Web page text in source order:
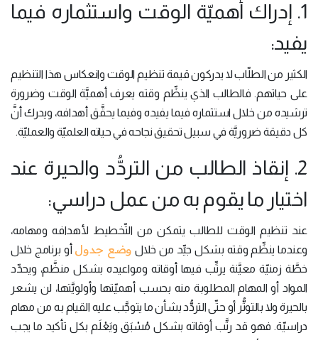
1. إدراك أهميّة الوقت واستثماره فيما
يفيد:
الكثير من الطلّاب لا يدركون قيمة تنظيم الوقت وانعكاس هذا التنظيم
على حياتهم. فالطالب الذي ينظِّم وقته يعرف أهميَّة الوقت وضرورة
ترشيده من خلال استثماره فيما يفيده وفيما يحقَّق أهدافه، ويدرك أنَّ
كل دقيقة ضروريَّة في سبيل تحقيق نجاحه في حياته العلميّة والعمليّة.
2. إنقاذ الطالب من التردُّد والحيرة عند
اختيار ما يقوم به من عمل دراسي:
عند تنظيم الوقت للطالب يتمكن من التّخطيط لأهدافه ومهامه،
وعندما ينظِّم وقته بشكل جيِّد من خلال وضع جدول أو برنامج خلال
خطَّة زمنيّة معيَّنة يرتِّب فيها أوقاته ومواعيده بشكل منظَّم، ويحدِّد
المواد أو المهام المطلوبة منه بحسب أهميّتها وأولويَّتها، لن يشعر
بالحيرة ولا بالتوتُّر أو حتّى التردُّد بشأن ما يتوجَّب عليه القيام به من مهام
دراسيّة. فهو قد رتَّب أوقاته بشكل مُسْبَق ويَعْلَم بكل تأكيد ما يجب